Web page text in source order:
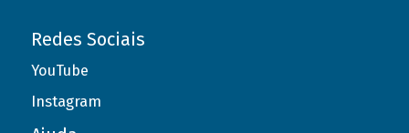
Redes Sociais
YouTube
Instagram